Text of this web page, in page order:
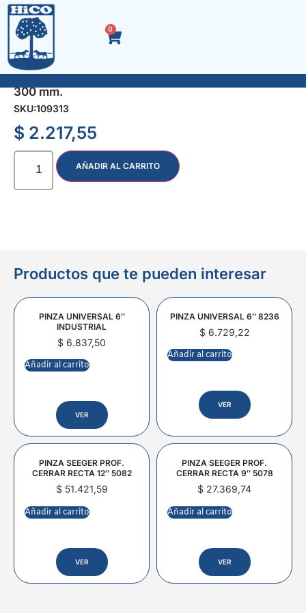
0
SOPORTE P/ESTANTE BRACKET BLANCO 250 x
300 mm.
SKU:109313
$ 2.217,55
AÑADIR AL CARRITO
Productos que te pueden interesar
PINZA UNIVERSAL 6″
INDUSTRIAL
$ 6.837,50
Añadir al carrito
VER
PINZA UNIVERSAL 6″ 8236
$6.729,22
Añadir al carrito
VER
PINZA SEEGER PROF.
CERRAR RECTA 12″ 5082
$51.421,59
Añadir al carrito
VER
PINZA SEEGER PROF.
CERRAR RECTA 9″ 5078
$ 27.369,74
Añadir al carrito
VER